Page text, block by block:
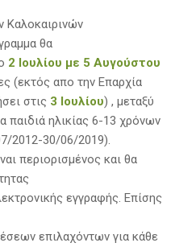
Καλοκαιρινών
θα
2 Ιουλίου με 5 Αυγούστου
(εκτός απο την Επαρχία
στις 3 Ιουλίου) , μεταξύ
παιδιά ηλικίας 6-13 χρόνων
2012-30/06/2019).
περιορισμένος και θα
εγγραφής. Επίσης
επιλαχόντων για κάθε